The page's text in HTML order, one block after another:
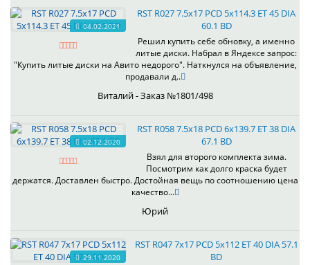
04.02.2021
RST R027 7.5x17 PCD 5x114.3 ET 45 DIA
60.1 BD
Решил купить себе обновку, а именно
литые диски. Набрал в Яндексе запрос:
"Купить литые диски на Авито недорого". Наткнулся на объявление,
продавали д..
Виталий - Заказ №1801/498
02.12.2020
RST R058 7.5x18 PCD 6x139.7 ET 38 DIA
67.1 BD
Взял для второго комплекта зима.
Посмотрим как долго краска будет
держатся. Доставлен быстро. Достойная вещь по соотношению цена
качество...
Юрий
29.11.2020
RST R047 7x17 PCD 5x112 ET 40 DIA 57.1
BD